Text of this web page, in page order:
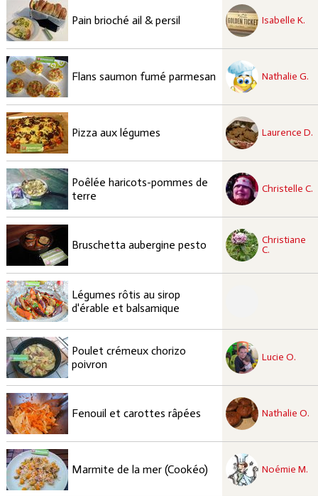
Pain brioché ail & persil Isabelle K.
recette à tester
Flans saumon fumé parmesan Nathalie G.
recette à tester
Pizza aux légumes Laurence D.
recette à tester
Poêlée haricots-pommes de
terre
Christelle C.
recette à tester
Bruschetta aubergine pesto
Christiane
C.
recette à tester
Légumes rôtis au sirop
d'érable et balsamique
Poulet crémeux chorizo
poivron
Lucie O.
recette approuvées
Fenouil et carottes râpées Nathalie O.
recette à tester
Marmite de la mer (Cookéo) Noémie M.
recette à tester